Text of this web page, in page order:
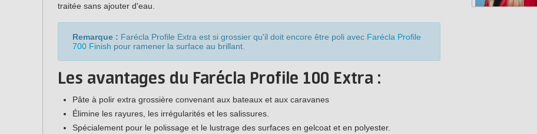
traitée sans ajouter d'eau.
Remarque : Farécla Profile Extra est si grossier qu'il doit encore être poli avec Farécla Profile
700 Finish pour ramener la surface au brillant.
Les avantages du Farécla Profile 100 Extra :
Pâte à polir extra grossière convenant aux bateaux et aux caravanes
Élimine les rayures, les irrégularités et les salissures.
Spécialement pour le polissage et le lustrage des surfaces en gelcoat et en polyester.